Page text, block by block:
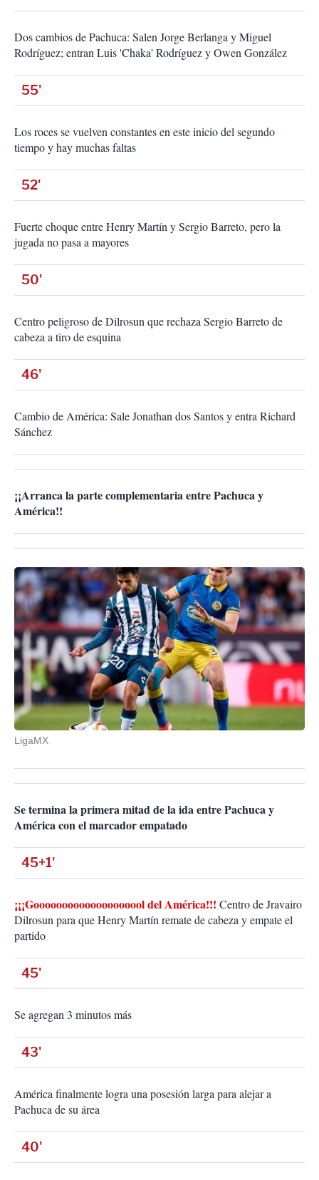
Dos cambios de Pachuca: Salen Jorge Berlanga y Miguel
Rodríguez; entran Luis 'Chaka' Rodríguez y Owen González
55'
Los roces se vuelven constantes en este inicio del segundo
tiempo y hay muchas faltas
52'
Fuerte choque entre Henry Martín y Sergio Barreto, pero la
jugada no pasa a mayores
50'
Centro peligroso de Dilrosun que rechaza Sergio Barreto de
cabeza a tiro de esquina
46'
Cambio de América: Sale Jonathan dos Santos y entra Richard
Sánchez
¡¡Arranca la parte complementaria entre Pachuca y
América!!
LigaMX
Se termina la primera mitad de la ida entre Pachuca y
América con el marcador empatado
45+1'
¡¡¡Goooooooooooooooooool del América!!! Centro de Jravairo
Dilrosun para que Henry Martín remate de cabeza y empate el
partido
45'
Se agregan 3 minutos más
43'
América finalmente logra una posesión larga para alejar a
Pachuca de su área
40'